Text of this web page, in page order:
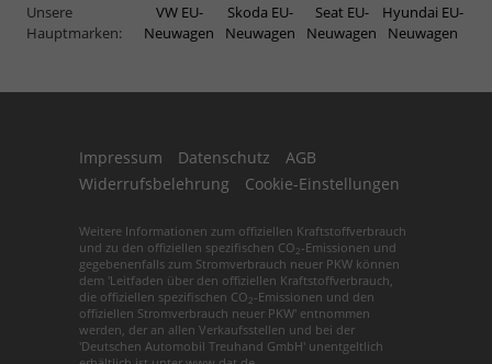
Unsere
Hauptmarken:
VW EU-
Neuwagen
Skoda EU-
Neuwagen
Seat EU-
Neuwagen
Hyundai EU-
Neuwagen
Impressum Datenschutz
AGB
Widerrufsbelehrung
Cookie-Einstellungen
Weitere Informationen zum offiziellen Kraftstoffverbrauch
und zu den offiziellen spezifischen CO2 -Emissionen und
gegebenenfalls zum Stromverbrauch neuer PKW können
dem 'Leitfaden über den offiziellen Kraftstoffverbrauch,
die offiziellen spezifischen CO2 -Emissionen und den
offiziellen Stromverbrauch neuer PKW' entnommen
werden, der an allen Verkaufsstellen und bei der
'Deutschen Automobil Treuhand GmbH' unentgeltlich